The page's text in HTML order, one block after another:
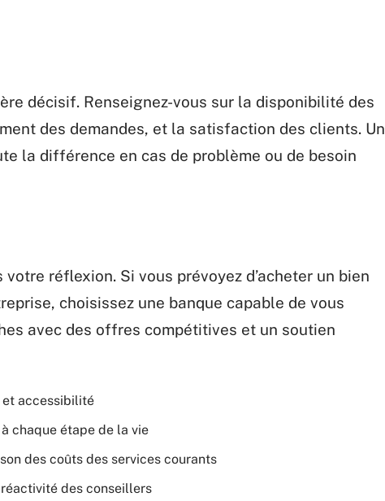
décisif. Renseignez-vous sur la disponibilité des
des demandes, et la satisfaction des clients. Un
la différence en cas de problème ou de besoin
réflexion. Si vous prévoyez d’acheter un bien
choisissez une banque capable de vous
avec des offres compétitives et un soutien
accessibilité
chaque étape de la vie
des coûts des services courants
des conseillers